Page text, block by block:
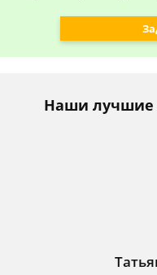
Наши лучшие